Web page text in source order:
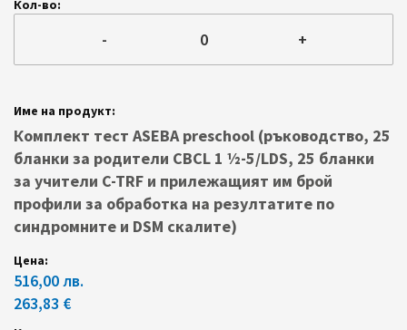
- +
Комплект тест ASEBA preschool (ръководство, 25
бланки за родители CBCL 1 ½-5/LDS, 25 бланки
за учители C-TRF и прилежащият им брой
профили за обработка на резултатите по
синдромните и DSM скалите)
516,00 лв.
263,83 €